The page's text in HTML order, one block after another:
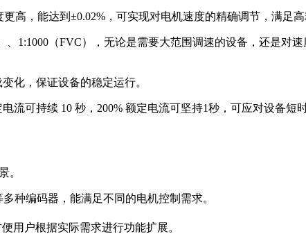
高，能达到±0.02%，可实现对电机速度的精确调节，满足高
1:1000（FVC），无论是需要大范围调速的设备，还是对
化，保证设备的稳定运行。
流可持续 10 秒，200% 额定电流可坚持1秒，可应对设备短
。
种编码器，能满足不同的电机控制需求。
用户根据实际需求进行功能扩展。